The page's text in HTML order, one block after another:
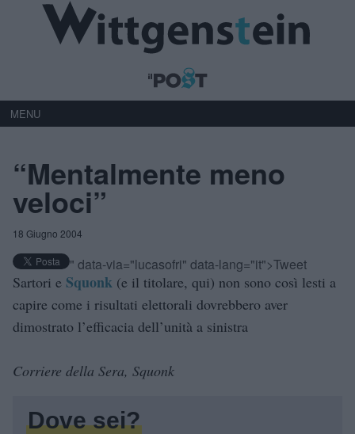
MENU
“Mentalmente meno
veloci”
18 Giugno 2004
" data-via="lucasofri" data-lang="it">Tweet
Sartori e Squonk (e il titolare, qui) non sono così lesti a
capire come i risultati elettorali dovrebbero aver
dimostrato l’efficacia dell’unità a sinistra
Corriere della Sera, Squonk
Dove sei?